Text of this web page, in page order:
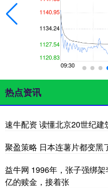
热点资讯
速牛配资 读懂北京20世纪建
聚盈策略 日本连薯片都变黑
益牛网 1996年，张子强绑
亿的赎金，接着张